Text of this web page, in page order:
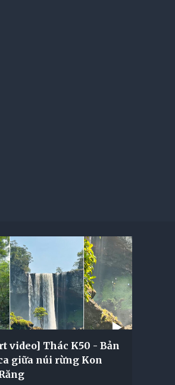
video] Thác K50 - Bản
giữa núi rừng Kon